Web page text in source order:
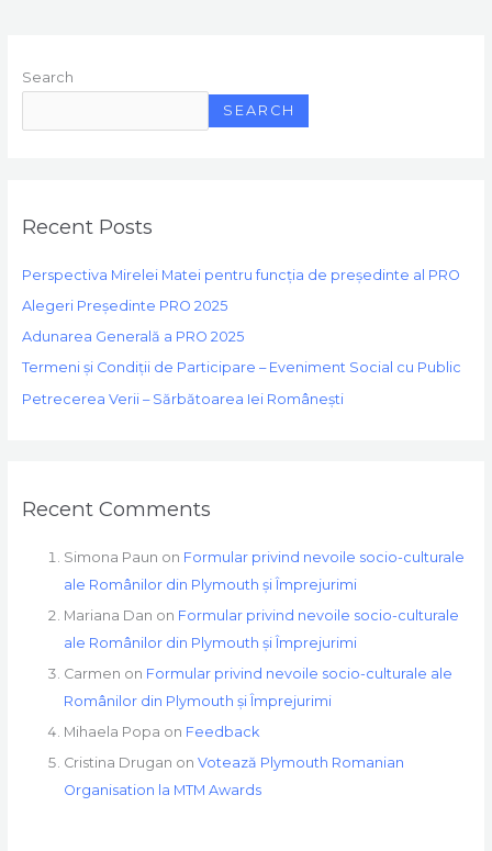
Search
SEARCH
Recent Posts
Perspectiva Mirelei Matei pentru funcția de președinte al PRO
Alegeri Președinte PRO 2025
Adunarea Generală a PRO 2025
Termeni și Condiții de Participare – Eveniment Social cu Public
Petrecerea Verii – Sărbătoarea Iei Românești
Recent Comments
Simona Paun on Formular privind nevoile socio-culturale
ale Românilor din Plymouth și Împrejurimi
Mariana Dan on Formular privind nevoile socio-culturale
ale Românilor din Plymouth și Împrejurimi
Carmen on Formular privind nevoile socio-culturale ale
Românilor din Plymouth și Împrejurimi
Mihaela Popa on Feedback
Cristina Drugan on Votează Plymouth Romanian
Organisation la MTM Awards